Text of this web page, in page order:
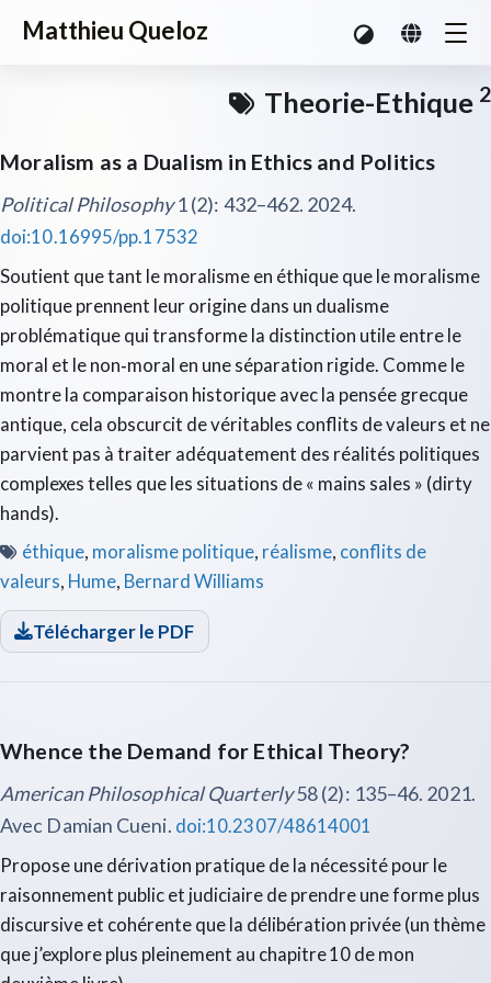
Matthieu Queloz
Theorie-Ethique 2
Moralism as a Dualism in Ethics and Politics
Political Philosophy1 (2): 432–462. 2024.
doi:10.16995/pp.17532
Soutient que tant le moralisme en éthique que le moralisme
politique prennent leur origine dans un dualisme
problématique qui transforme la distinction utile entre le
moral et le non‑moral en une séparation rigide. Comme le
montre la comparaison historique avec la pensée grecque
antique, cela obscurcit de véritables conflits de valeurs et ne
parvient pas à traiter adéquatement des réalités politiques
complexes telles que les situations de « mains sales » (dirty
hands).
éthique, moralisme politique, réalisme, conflits de
valeurs, Hume, Bernard Williams
Télécharger le PDF
Whence the Demand for Ethical Theory?
American Philosophical Quarterly58 (2): 135–46. 2021.
Avec Damian Cueni. doi:10.2307/48614001
Propose une dérivation pratique de la nécessité pour le
raisonnement public et judiciaire de prendre une forme plus
discursive et cohérente que la délibération privée (un thème
que j’explore plus pleinement au chapitre 10 de mon